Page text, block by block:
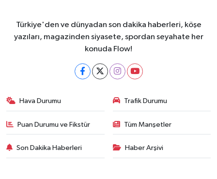
Türkiye'den ve dünyadan son dakika haberleri, köşe
yazıları, magazinden siyasete, spordan seyahate her
konuda Flow!
Hava Durumu Trafik Durumu
Puan Durumu ve Fikstür Tüm Manşetler
Son Dakika Haberleri Haber Arşivi